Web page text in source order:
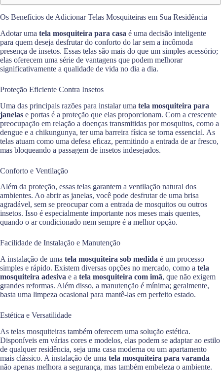
Os Benefícios de Adicionar Telas Mosquiteiras em Sua Residência
Adotar uma tela mosquiteira para casa é uma decisão inteligente
para quem deseja desfrutar do conforto do lar sem a incômoda
presença de insetos. Essas telas são mais do que um simples acessório;
elas oferecem uma série de vantagens que podem melhorar
significativamente a qualidade de vida no dia a dia.
Proteção Eficiente Contra Insetos
Uma das principais razões para instalar uma tela mosquiteira para
janelas e portas é a proteção que elas proporcionam. Com a crescente
preocupação em relação a doenças transmitidas por mosquitos, como a
dengue e a chikungunya, ter uma barreira física se torna essencial. As
telas atuam como uma defesa eficaz, permitindo a entrada de ar fresco,
mas bloqueando a passagem de insetos indesejados.
Conforto e Ventilação
Além da proteção, essas telas garantem a ventilação natural dos
ambientes. Ao abrir as janelas, você pode desfrutar de uma brisa
agradável, sem se preocupar com a entrada de mosquitos ou outros
insetos. Isso é especialmente importante nos meses mais quentes,
quando o ar condicionado nem sempre é a melhor opção.
Facilidade de Instalação e Manutenção
A instalação de uma tela mosquiteira sob medida é um processo
simples e rápido. Existem diversas opções no mercado, como a tela
mosquiteira adesiva e a tela mosquiteira com imã, que não exigem
grandes reformas. Além disso, a manutenção é mínima; geralmente,
basta uma limpeza ocasional para mantê-las em perfeito estado.
Estética e Versatilidade
As telas mosquiteiras também oferecem uma solução estética.
Disponíveis em várias cores e modelos, elas podem se adaptar ao estilo
de qualquer residência, seja uma casa moderna ou um apartamento
mais clássico. A instalação de uma tela mosquiteira para varanda
não apenas melhora a segurança, mas também embeleza o ambiente.